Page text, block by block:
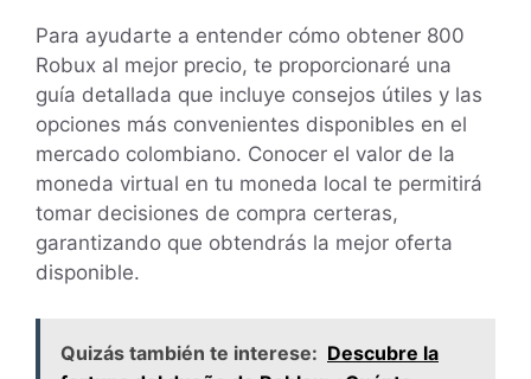
Para ayudarte a entender cómo obtener 800
Robux al mejor precio, te proporcionaré una
guía detallada que incluye consejos útiles y las
opciones más convenientes disponibles en el
mercado colombiano. Conocer el valor de la
moneda virtual en tu moneda local te permitirá
tomar decisiones de compra certeras,
garantizando que obtendrás la mejor oferta
disponible.
Quizás también te interese: Descubre la